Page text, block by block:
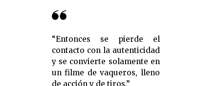
“Entonces se pierde el
contacto con la autenticidad
y se convierte solamente en
un filme de vaqueros, lleno
de acción y de tiros.”